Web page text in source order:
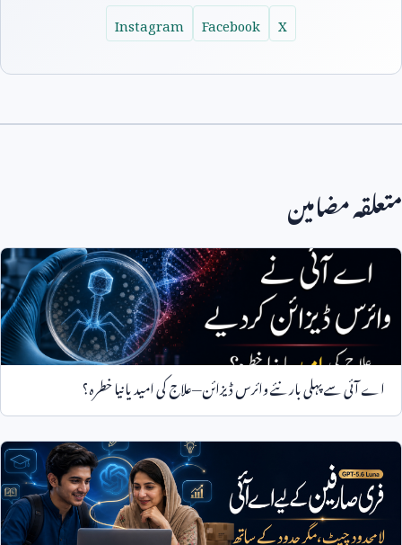
X
Facebook
Instagram
متعلقہ مضامین
اے آئی سے پہلی بار نئے وائرس ڈیزائن—علاج کی امید یا نیا خطرہ؟